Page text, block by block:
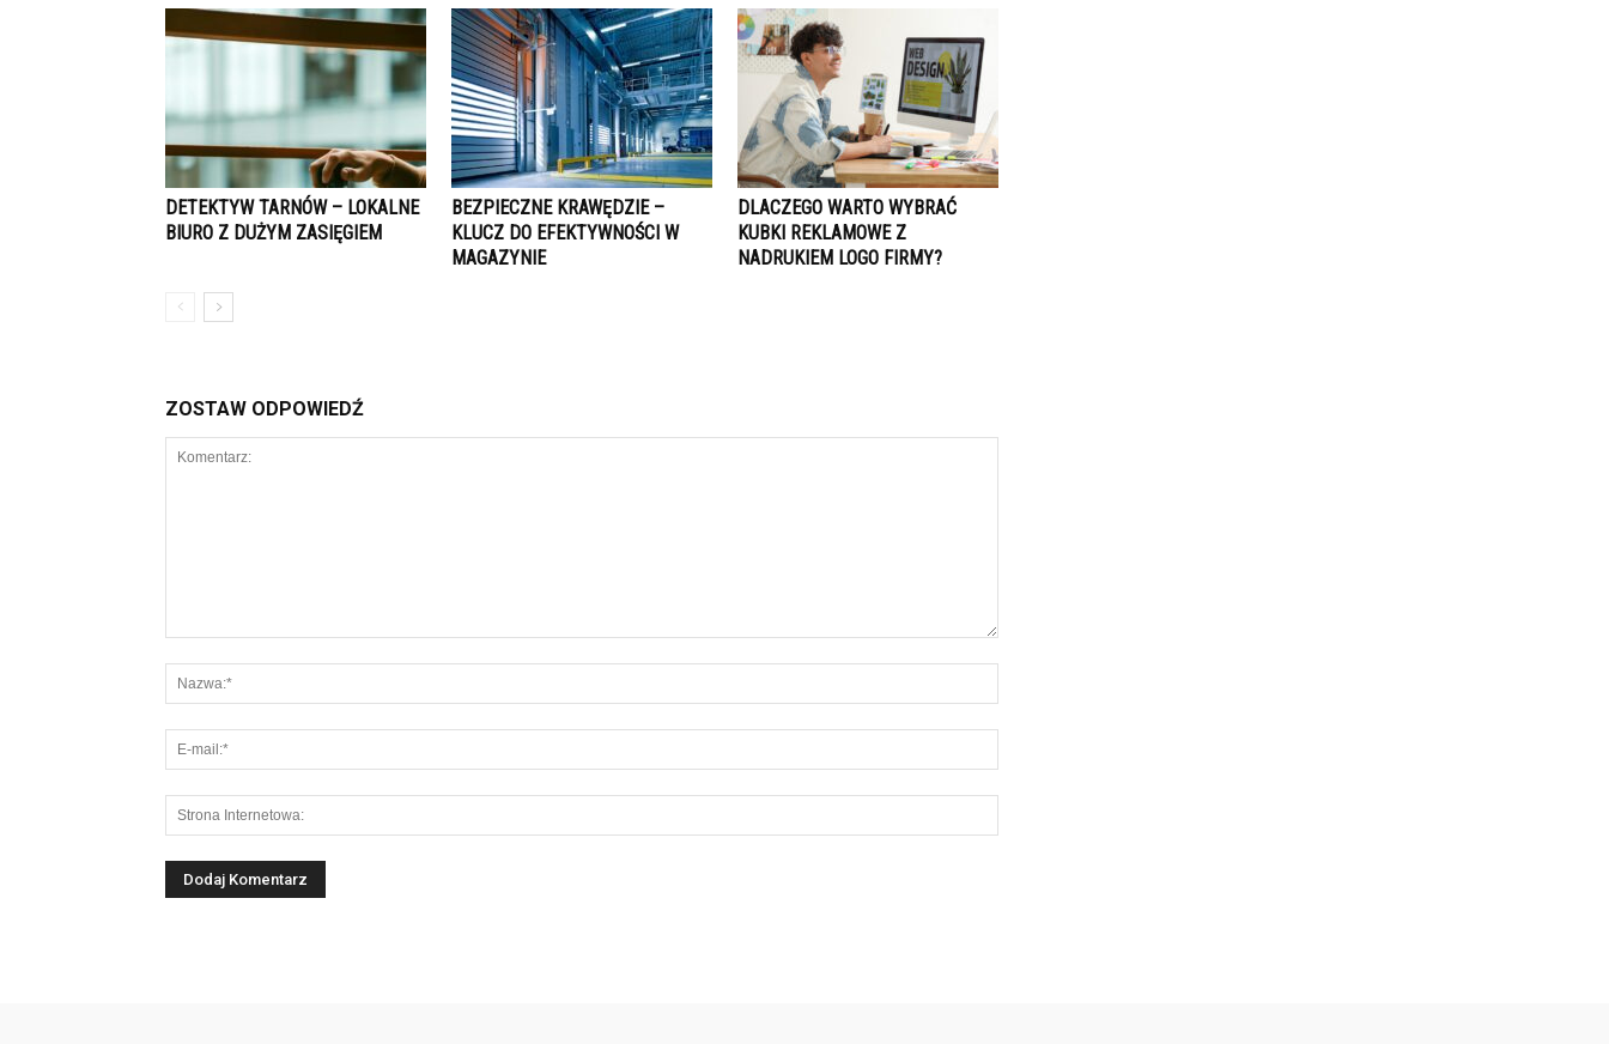
DETEKTYW TARNÓW – LOKALNE
BIURO Z DUŻYM ZASIĘGIEM
​BEZPIECZNE KRAWĘDZIE –
KLUCZ DO EFEKTYWNOŚCI W
MAGAZYNIE
DLACZEGO WARTO WYBRAĆ
KUBKI REKLAMOWE Z
NADRUKIEM LOGO FIRMY?
ZOSTAW ODPOWIEDŹ